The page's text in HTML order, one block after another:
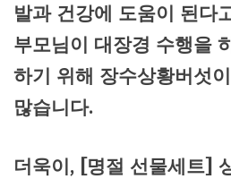
발과 건강에 도움이 된다
부모님이 대장경 수행을
하기 위해 장수상황버섯
많습니다.
더욱이, [명절 선물세트]